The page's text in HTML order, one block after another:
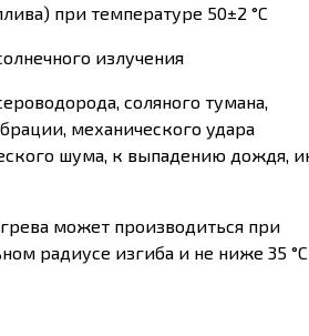
при температуре 50±2 °С
излучения
соляного тумана,
механического удара
шума, к выпадению дождя,
может производиться при
радиусе изгиба и не ниже 35 °С